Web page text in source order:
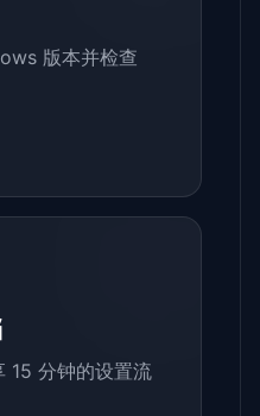
版本并检查
15 分钟的设置流